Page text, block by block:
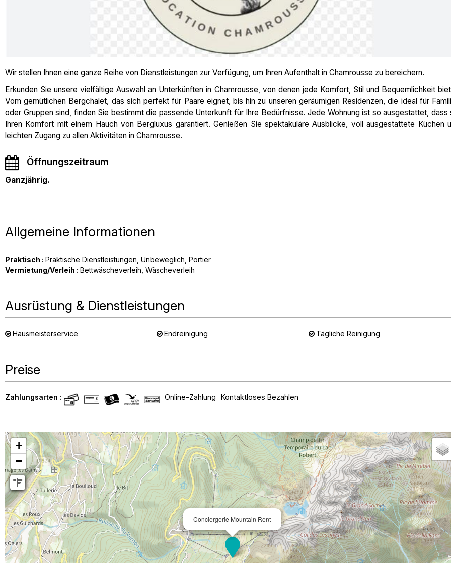
Wir stellen Ihnen eine ganze Reihe von Dienstleistungen zur Verfügung, um Ihren Aufenthalt in Chamrousse zu bereichern.
Erkunden Sie unsere vielfältige Auswahl an Unterkünften in Chamrousse, von denen jede Komfort, Stil und Bequemlichkeit
Vom gemütlichen Bergchalet, das sich perfekt für Paare eignet, bis hin zu unseren geräumigen Residenzen, die ideal für
oder Gruppen sind, finden Sie bestimmt die passende Unterkunft für Ihre Bedürfnisse. Jede Wohnung ist so ausgestattet, dass
Ihren Komfort mit einem Hauch von Bergluxus garantiert. Genießen Sie spektakuläre Ausblicke, voll ausgestattete Küchen
leichten Zugang zu allen Aktivitäten in Chamrousse.
Öffnungszeitraum
Ganzjährig.
Allgemeine Informationen
Praktisch : Praktische Dienstleistungen Unbeweglich Portier
Vermietung/Verleih : Bettwäscheverleih Wäscheverleih
Ausrüstung & Dienstleistungen
Hausmeisterservice Endreinigung Tägliche Reinigung
Preise
Zahlungsarten : Online-Zahlung Kontaktloses Bezahlen
Conciergerie Mountain Rent
+
−